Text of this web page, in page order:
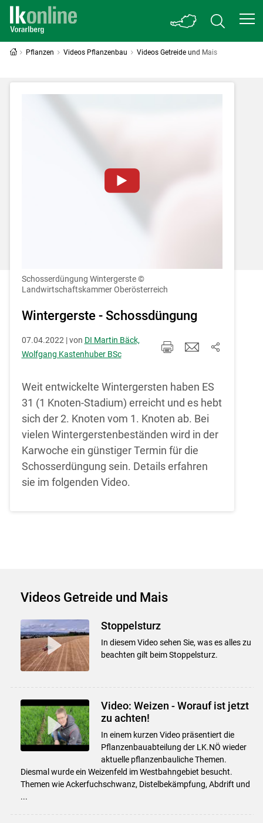
Skip to main content
Pflanzen Videos Pflanzenbau Videos Getreide und Mais
Einstellungen jederzeit einsehen und
korrigieren
Schosserdüngung Wintergerste ©
Landwirtschaftskammer Oberösterreich
Wintergerste - Schossdüngung
07.04.2022 | von DI Martin Bäck,
Wolfgang Kastenhuber BSc
Weit entwickelte Wintergersten haben ES
31 (1 Knoten-Stadium) erreicht und es hebt
sich der 2. Knoten vom 1. Knoten ab. Bei
vielen Wintergerstenbeständen wird in der
Karwoche ein günstiger Termin für die
Schosserdüngung sein. Details erfahren
sie im folgenden Video.
Videos Getreide und Mais
Stoppelsturz
In diesem Video sehen Sie, was es alles zu
beachten gilt beim Stoppelsturz.
Video: Weizen - Worauf ist jetzt
zu achten!
In einem kurzen Video präsentiert die
Pflanzenbauabteilung der LK.NÖ wieder
aktuelle pflanzenbauliche Themen.
Diesmal wurde ein Weizenfeld im Westbahngebiet besucht.
Themen wie Ackerfuchschwanz, Distelbekämpfung, Abdrift und
...